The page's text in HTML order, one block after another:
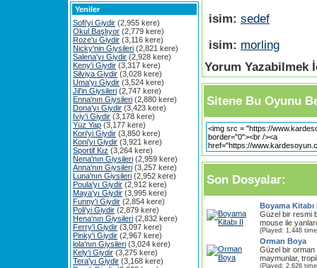
Yeniler
Sofi'yi Giydir (2,955 kere)
Okul Başlıyor (2,779 kere)
Roze'u Giydir (3,116 kere)
Nicky'nin Giysileri (2,821 kere)
Salena'yı Giydir (2,928 kere)
Keny'i Giydir (3,317 kere)
Silviya Giydir (3,028 kere)
Uma'yı Giydir (3,524 kere)
Jil'in Giysileri (2,747 kere)
Enna'nın Giysileri (2,880 kere)
Dona'yı Giydir (3,423 kere)
Iviy'i Giydir (3,178 kere)
Yüz Yap (3,177 kere)
Kori'yi Giydir (3,850 kere)
Koni'yi Giydir (3,921 kere)
Sportif Kız (3,264 kere)
Nena'nın Giysileri (2,959 kere)
Anna'nın Giysileri (3,257 kere)
Luna'nın Giysileri (2,952 kere)
Poula'yı Giydir (2,912 kere)
Maya'yı Giydir (3,995 kere)
Funny'i Giydir (2,854 kere)
Poli'yi Giydir (2,879 kere)
Hena'nın Giysileri (2,832 kere)
Ferry'i Giydir (3,097 kere)
Pinky'i Giydir (2,967 kere)
lola'nın Giysileri (3,024 kere)
Kely'i Giydir (3,275 kere)
Tera'yı Giydir (3,168 kere)
isim: sedef
isim: morling
Yorum Yazabilmek
Sitene Bu Oyunu
Son Dosyalar:
Boyama Kitabı
Güzel bir resmi
mouse ile
(Played: 1,448
Orman Boya
Güzel bir
maymunlar,
(Played: 2,626